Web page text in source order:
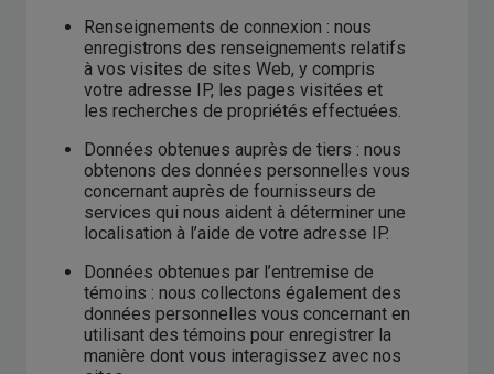
Renseignements de connexion : nous
enregistrons des renseignements relatifs
à vos visites de sites Web, y compris
votre adresse IP, les pages visitées et
les recherches de propriétés effectuées.
Données obtenues auprès de tiers : nous
obtenons des données personnelles vous
concernant auprès de fournisseurs de
services qui nous aident à déterminer une
localisation à l’aide de votre adresse IP.
Données obtenues par l’entremise de
témoins : nous collectons également des
données personnelles vous concernant en
utilisant des témoins pour enregistrer la
manière dont vous interagissez avec nos